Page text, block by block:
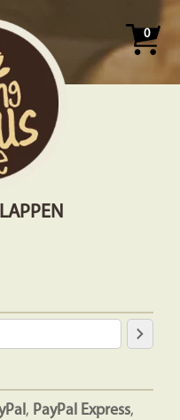
0
, PayPal Express,